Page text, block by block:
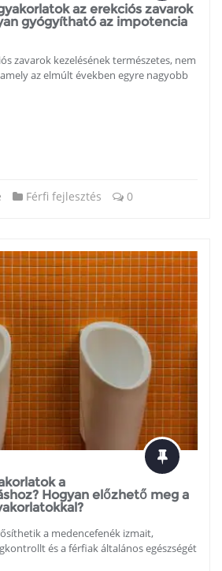
az erekciós zavarok
gyógyítható az impotencia
zavarok kezelésének természetes, nem
az elmúlt években egyre nagyobb
Férfi fejlesztés 0
a
Hogyan előzhető meg a
a medencefenék izmait,
és a férfiak általános egészségét